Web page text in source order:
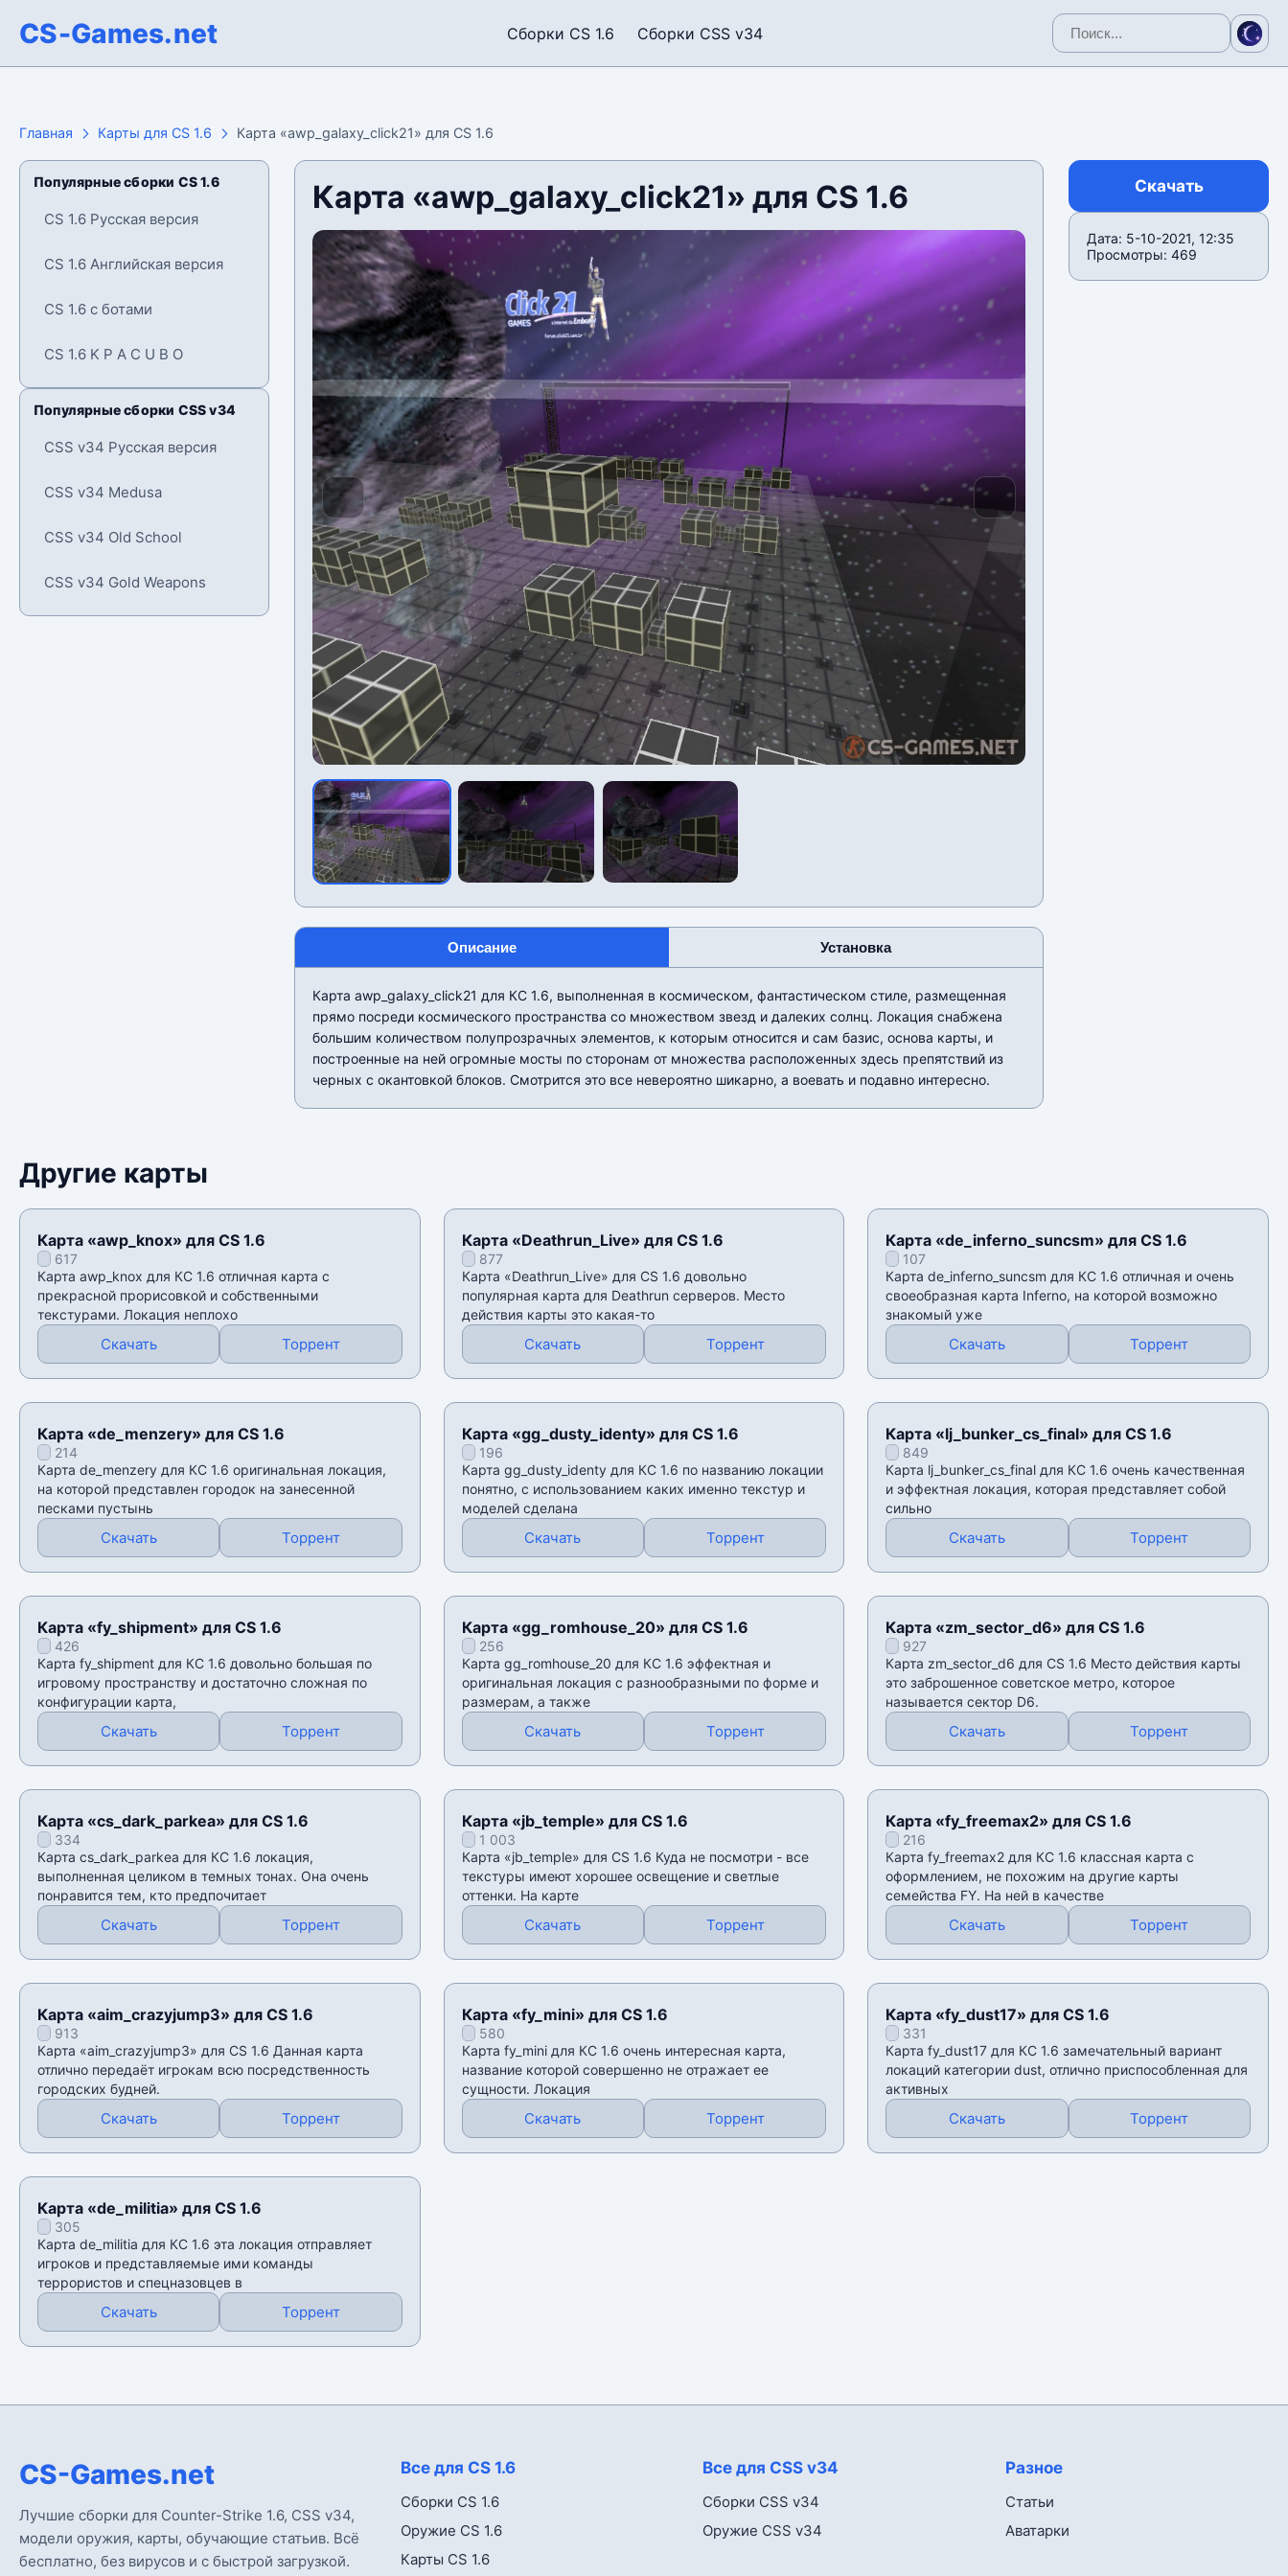
CS-Games.net Сборки CS 1.6 Сборки CSS v34
Главная Карты для CS 1.6 Карта «awp_galaxy_click21» для CS 1.6
Популярные сборки CS 1.6
CS 1.6 Русская версия
CS 1.6 Английская версия
CS 1.6 с ботами
CS 1.6 K P A C U B O
Популярные сборки CSS v34
CSS v34 Русская версия
CSS v34 Medusa
CSS v34 Old School
CSS v34 Gold Weapons
Карта «awp_galaxy_click21» для CS 1.6
Описание Установка
Карта awp_galaxy_click21 для КС 1.6, выполненная в космическом, фантастическом стиле, размещенная
прямо посреди космического пространства со множеством звезд и далеких солнц. Локация снабжена
большим количеством полупрозрачных элементов, к которым относится и сам базис, основа карты, и
построенные на ней огромные мосты по сторонам от множества расположенных здесь препятствий из
черных с окантовкой блоков. Смотрится это все невероятно шикарно, а воевать и подавно интересно.
Скачать
Дата: 5-10-2021, 12:35
Просмотры: 469
Другие карты
Карта «awp_knox» для CS 1.6
617
Карта awp_knox для КС 1.6 отличная карта с
прекрасной прорисовкой и собственными
текстурами. Локация неплохо
Скачать Торрент
Карта «Deathrun_Live» для CS 1.6
877
Карта «Deathrun_Live» для CS 1.6 довольно
популярная карта для Deathrun серверов. Место
действия карты это какая-то
Скачать Торрент
Карта «de_inferno_suncsm» для CS 1.6
107
Карта de_inferno_suncsm для КС 1.6 отличная и очень
своеобразная карта Inferno, на которой возможно
знакомый уже
Скачать Торрент
Карта «de_menzery» для CS 1.6
214
Карта de_menzery для КС 1.6 оригинальная локация,
на которой представлен городок на занесенной
песками пустынь
Скачать Торрент
Карта «gg_dusty_identy» для CS 1.6
196
Карта gg_dusty_identy для КС 1.6 по названию локации
понятно, с использованием каких именно текстур и
моделей сделана
Скачать Торрент
Карта «lj_bunker_cs_final» для CS 1.6
849
Карта lj_bunker_cs_final для КС 1.6 очень качественная
и эффектная локация, которая представляет собой
сильно
Скачать Торрент
Карта «fy_shipment» для CS 1.6
426
Карта fy_shipment для КС 1.6 довольно большая по
игровому пространству и достаточно сложная по
конфигурации карта,
Скачать Торрент
Карта «gg_romhouse_20» для CS 1.6
256
Карта gg_romhouse_20 для КС 1.6 эффектная и
оригинальная локация с разнообразными по форме и
размерам, а также
Скачать Торрент
Карта «zm_sector_d6» для CS 1.6
927
Карта zm_sector_d6 для CS 1.6 Место действия карты
это заброшенное советское метро, которое
называется сектор D6.
Скачать Торрент
Карта «cs_dark_parkea» для CS 1.6
334
Карта cs_dark_parkea для КС 1.6 локация,
выполненная целиком в темных тонах. Она очень
понравится тем, кто предпочитает
Скачать Торрент
Карта «jb_temple» для CS 1.6
1 003
Карта «jb_temple» для CS 1.6 Куда не посмотри - все
текстуры имеют хорошее освещение и светлые
оттенки. На карте
Скачать Торрент
Карта «fy_freemax2» для CS 1.6
216
Карта fy_freemax2 для КС 1.6 классная карта с
оформлением, не похожим на другие карты
семейства FY. На ней в качестве
Скачать Торрент
Карта «aim_crazyjump3» для CS 1.6
913
Карта «aim_crazyjump3» для CS 1.6 Данная карта
отлично передаёт игрокам всю посредственность
городских будней.
Скачать Торрент
Карта «fy_mini» для CS 1.6
580
Карта fy_mini для КС 1.6 очень интересная карта,
название которой совершенно не отражает ее
сущности. Локация
Скачать Торрент
Карта «fy_dust17» для CS 1.6
331
Карта fy_dust17 для КС 1.6 замечательный вариант
локаций категории dust, отлично приспособленная для
активных
Скачать Торрент
Карта «de_militia» для CS 1.6
305
Карта de_militia для КС 1.6 эта локация отправляет
игроков и представляемые ими команды
террористов и спецназовцев в
Скачать Торрент
CS-Games.net
Лучшие сборки для Counter-Strike 1.6, CSS v34,
модели оружия, карты, обучающие статьив. Всё
бесплатно, без вирусов и с быстрой загрузкой.
Все для CS 1.6
Сборки CS 1.6
Оружие CS 1.6
Карты CS 1.6
Все для CSS v34
Сборки CSS v34
Оружие CSS v34
Разное
Статьи
Аватарки